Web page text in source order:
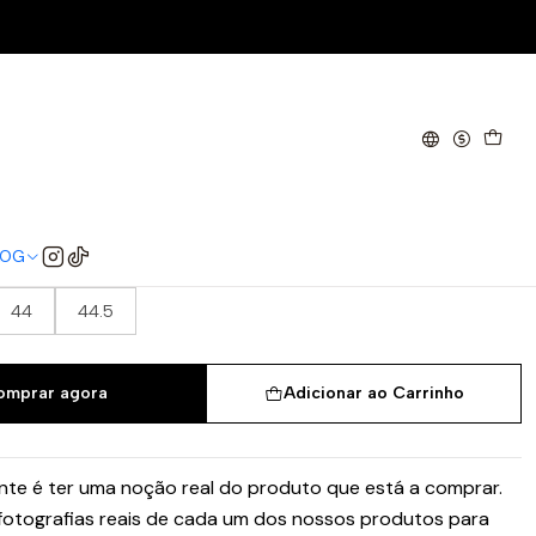
Next Nature Dark Beetroot
37.5
44 44.5
Adicionar ao Carrinho
agora
é ter uma noção real do produto que está a comprar.
reais de cada um dos nossos produtos para